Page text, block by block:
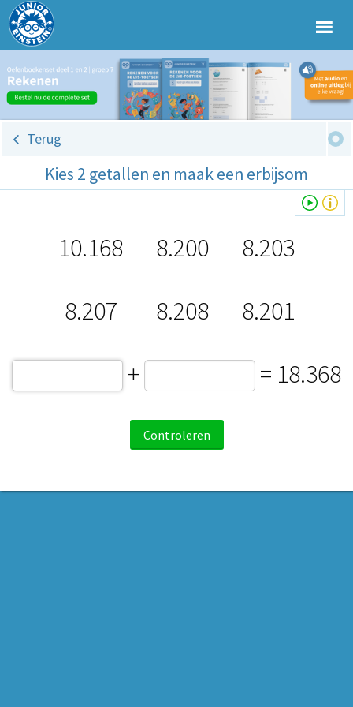
Terug
Kies 2 getallen en maak een erbijsom
10.168 8.200
8.203
8.207
8.208
8.201
+
= 18.368